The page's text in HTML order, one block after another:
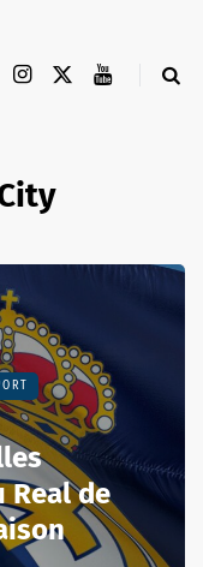
Real de